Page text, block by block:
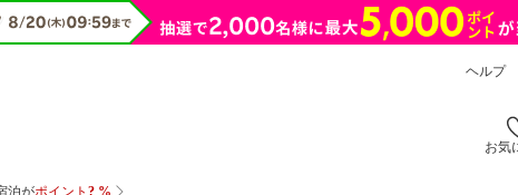
ヘルプ
お気